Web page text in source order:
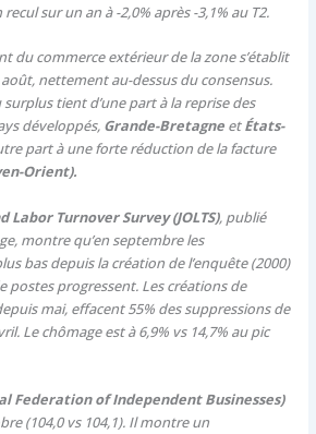
sur un an à -2,0% après -3,1% au T2.
du commerce extérieur de la zone s’établit
nettement au-dessus du consensus.
tient d’une part à la reprise des
développés, Grande-Bretagne etÉtats-
part à une forte réduction de la facture
Orient).
Labor Turnover Survey (JOLTS), publié
montre qu’en septembre les
bas depuis la création de l’enquête (2000)
postes progressent. Les créations de
mai, effacent 55% des suppressions de
Le chômage est à 6,9% vs 14,7% au pic
Federation of Independent Businesses)
(104,0 vs 104,1). Il montre un